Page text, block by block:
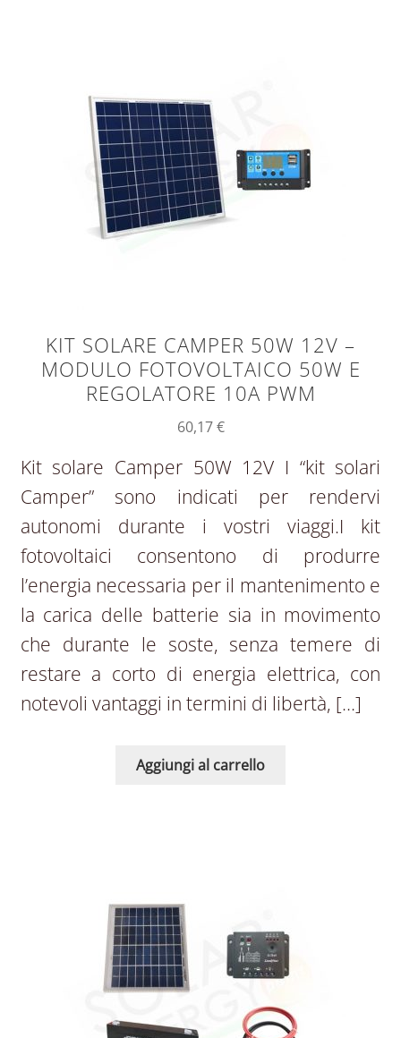
KIT SOLARE CAMPER 50W 12V –
MODULO FOTOVOLTAICO 50W E
REGOLATORE 10A PWM
60,17€
Kit solare Camper 50W 12V I “kit solari
Camper” sono indicati per rendervi
autonomi durante i vostri viaggi.I kit
fotovoltaici consentono di produrre
l’energia necessaria per il mantenimento e
la carica delle batterie sia in movimento
che durante le soste, senza temere di
restare a corto di energia elettrica, con
notevoli vantaggi in termini di libertà, […]
Aggiungi al carrello